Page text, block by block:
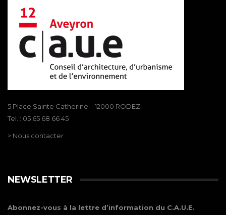
5 Place Sainte Catherine – 12000 RODEZ
Tel. : 05 65 68 66 45
> Nous contacter
NEWSLETTER
Abonnez-vous à la lettre d’information du C.A.U.E.